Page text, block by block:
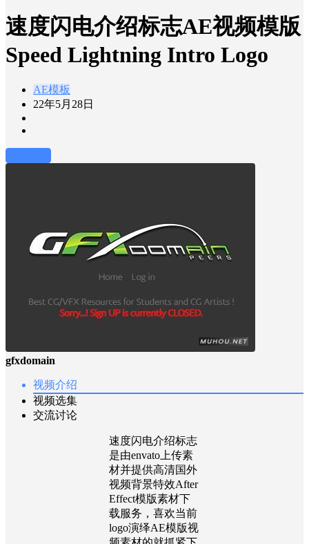
速度闪电介绍标志AE视频模版
Speed Lightning Intro Logo
AE模板
22年5月28日
gfxdomain
视频介绍
视频选集
交流讨论
速度闪电介绍标志
是由envato上传素
材并提供高清国外
视频背景特效After
Effect模版素材下
载服务，喜欢当前
logo演绎AE模版视